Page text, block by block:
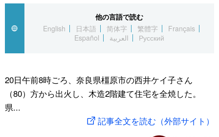
Русский
経済・ビジネス
国際
文化
トップ
アーカイブ
In-depth
Japan Data
動画/Live
スポーツ・東京2020
他の言語で読む
English
日本語 简体字 繁體字
Français
Español
العربية Русский
20日午前8時ごろ、奈良県橿原市の西井ケイ子さん
（80）方から出火し、木造2階建て住宅を全焼した。
県...
記事全文を読む（外部サイト）